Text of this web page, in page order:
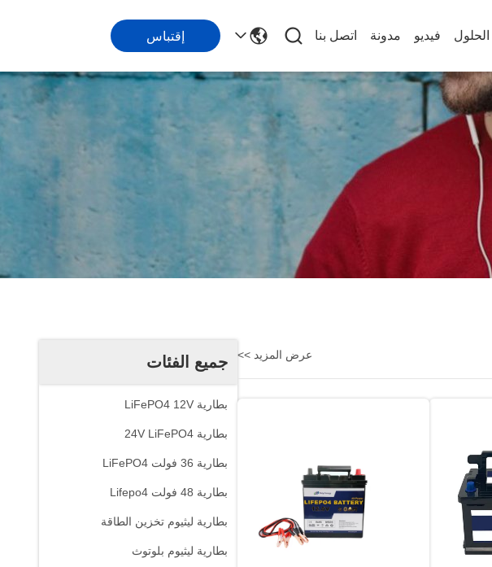
الحلول فيديو مدونة اتصل بنا إقتباس
جميع الفئات
بطارية LiFePO4 12V
بطارية 24V LiFePO4
بطارية 36 فولت LiFePO4
بطارية 48 فولت Lifepo4
بطارية ليثيوم تخزين الطاقة
بطارية ليثيوم بلوتوث
عرض المزيد >>